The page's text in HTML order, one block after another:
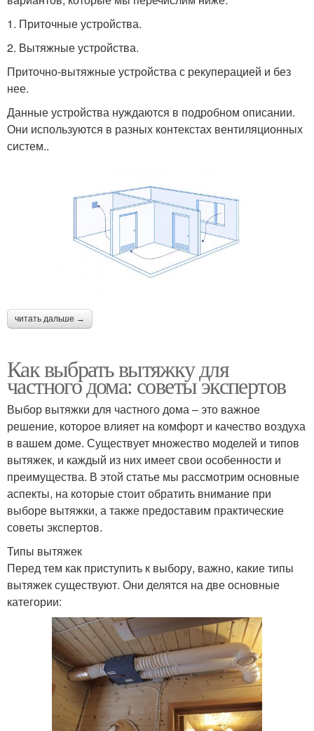
1. Приточные устройства.
2. Вытяжные устройства.
Приточно-вытяжные устройства с рекуперацией и без
нее.
Данные устройства нуждаются в подробном описании.
Они используются в разных контекстах вентиляционных
систем..
читать дальше →
Как выбрать вытяжку для
частного дома: советы экспертов
Выбор вытяжки для частного дома – это важное
решение, которое влияет на комфорт и качество воздуха
в вашем доме. Существует множество моделей и типов
вытяжек, и каждый из них имеет свои особенности и
преимущества. В этой статье мы рассмотрим основные
аспекты, на которые стоит обратить внимание при
выборе вытяжки, а также предоставим практические
советы экспертов.
Типы вытяжек
Перед тем как приступить к выбору, важно, какие типы
вытяжек существуют. Они делятся на две основные
категории: